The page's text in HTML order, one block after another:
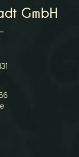
GmbH